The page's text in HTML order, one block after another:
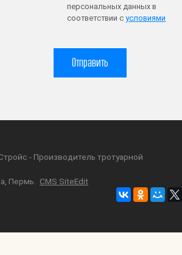
персональных данных в
соответствии сусловиями
- Производитель тротуарной
Пермь. CMS SiteEdit